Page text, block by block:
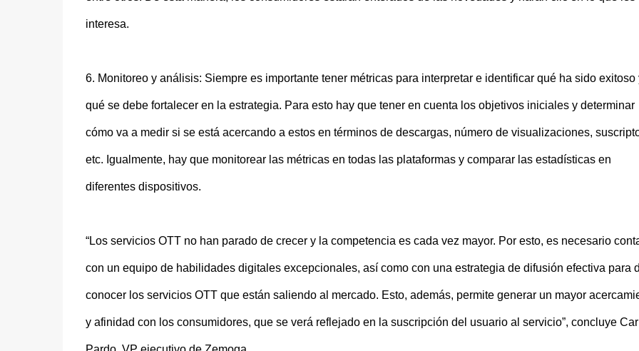
interesa.
6. Monitoreo y análisis: Siempre es importante tener métricas para interpretar e identificar qué ha sido exitoso
qué se debe fortalecer en la estrategia. Para esto hay que tener en cuenta los objetivos iniciales y determinar
cómo va a medir si se está acercando a estos en términos de descargas, número de visualizaciones,
etc. Igualmente, hay que monitorear las métricas en todas las plataformas y comparar las estadísticas en
diferentes dispositivos.
“Los servicios OTT no han parado de crecer y la competencia es cada vez mayor. Por esto, es necesario
con un equipo de habilidades digitales excepcionales, así como con una estrategia de difusión efectiva para
conocer los servicios OTT que están saliendo al mercado. Esto, además, permite generar un mayor
y afinidad con los consumidores, que se verá reflejado en la suscripción del usuario al servicio”, concluye